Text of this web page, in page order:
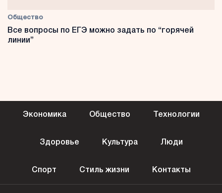
Общество
Все вопросы по ЕГЭ можно задать по “горячей
линии”
Экономика Общество Технологии
Здоровье Культура Люди
Спорт Стиль жизни Контакты